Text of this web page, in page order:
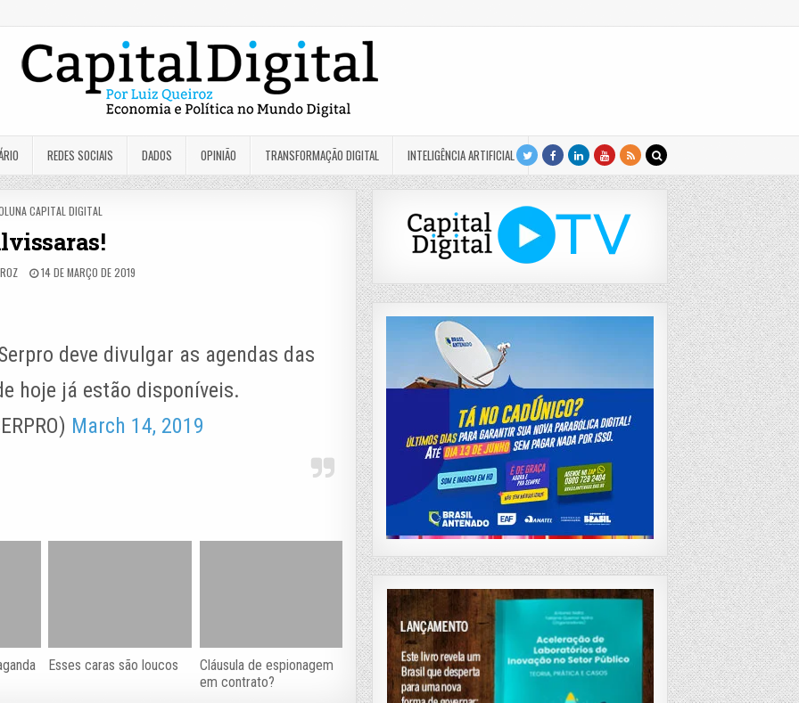
REDES SOCIAIS DADOS OPINIÃO TRANSFORMAÇÃO DIGITAL INTELIGÊNCIA ARTIFICIAL
CAPITAL DIGITAL
14 DE MARÇO DE 2019
deve divulgar as agendas das
hoje já estão disponíveis.
March 14, 2019
Esses caras são loucos
Cláusula de espionagem
em contrato?